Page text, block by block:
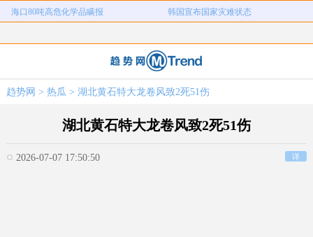
海口80吨高危化学品瞒报 韩国宣布国家灾难状态
元
女子开一天一夜空调后二氧化碳中毒 国企拖欠3700万致市政工程停工
女子用漏洞0元买了3千台电器 直播自杀日本女网红已身亡
海口80吨高危化学品瞒报 韩国宣布国家灾难状态
趋势网 > 热瓜 > 湖北黄石特大龙卷风致2死51伤
湖北黄石特大龙卷风致2死51伤
2026-07-07 17:50:50 详